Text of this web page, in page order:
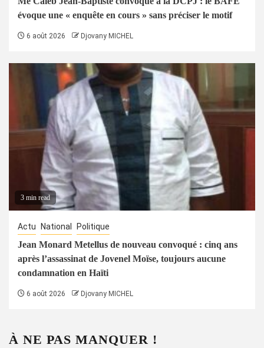
évoque une « enquête en cours » sans préciser le motif
6 août 2026 Djovany MICHEL
3 min read
Actu National Politique
Jean Monard Metellus de nouveau convoqué : cinq ans
après l’assassinat de Jovenel Moïse, toujours aucune
condamnation en Haïti
6 août 2026 Djovany MICHEL
À NE PAS MANQUER !